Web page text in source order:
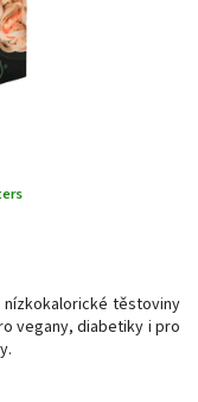
nízkokalorické těstoviny
vegany, diabetiky i pro